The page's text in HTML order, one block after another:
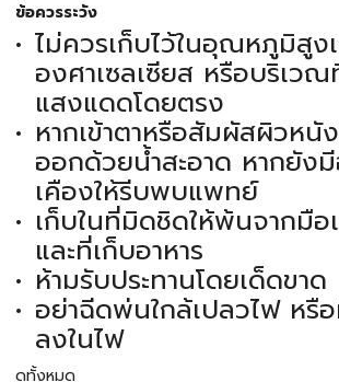
ข้อควรระวัง
ไม่ควรเก็บไว้ในอุณหภูมิสูง
องศาเซลเซียส หรือบริเวณ
แสงแดดโดยตรง
หากเข้าตาหรือสัมผัสผิวหนั
ออกด้วยน้ำสะอาด หากยังมี
เคืองให้รีบพบแพทย์
เก็บในที่มิดชิดให้พ้นจากมื
และที่เก็บอาหาร
ห้ามรับประทานโดยเด็ดขาด
อย่าฉีดพ่นใกล้เปลวไฟ หรื
ลงในไฟ
ดูทั้งหมด